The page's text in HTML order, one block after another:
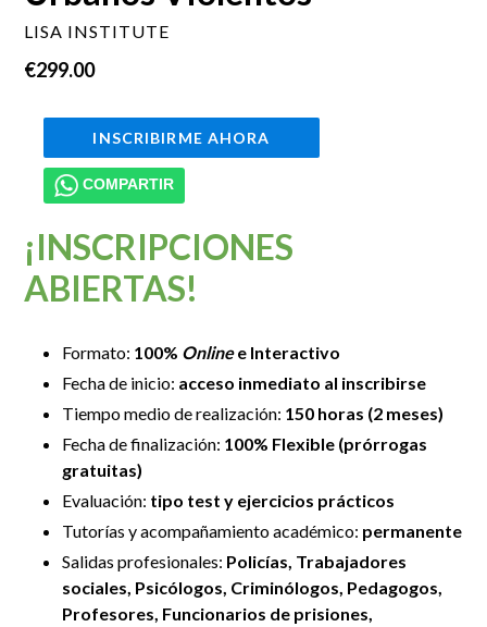
LISA INSTITUTE
Precio
€299.00
INSCRIBIRME AHORA
COMPARTIR
¡INSCRIPCIONES
ABIERTAS!
Formato: 100% Onlinee Interactivo
Fecha de inicio: acceso inmediato al inscribirse
Tiempo medio de realización: 150 horas (2 meses)
Fecha de finalización: 100% Flexible (prórrogas
gratuitas)
Evaluación: tipo test y ejercicios prácticos
Tutorías yacompañamiento académico: permanente
Salidas profesionales: Policías, Trabajadores
sociales, Psicólogos, Criminólogos, Pedagogos,
Profesores, Funcionarios de prisiones,